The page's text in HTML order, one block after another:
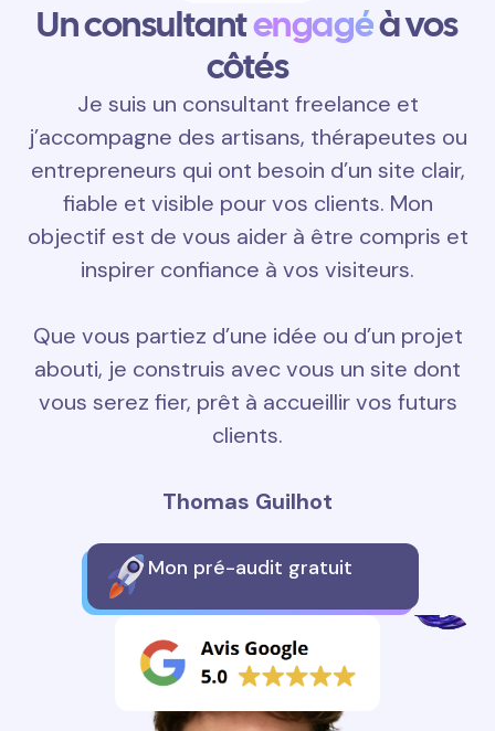
Un consultantengagéà vos
côtés
Je suis un consultant freelance et
j’accompagne des artisans, thérapeutes ou
entrepreneurs qui ont besoin d’un site clair,
fiable et visible pour vos clients. Mon
objectif est de vous aider à être compris et
inspirer confiance à vos visiteurs.
Que vous partiez d’une idée ou d’un projet
abouti, je construis avec vous un site dont
vous serez fier, prêt à accueillir vos futurs
clients.
Thomas Guilhot
Mon pré-audit gratuit